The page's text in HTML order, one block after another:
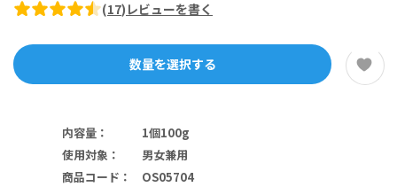
(17) レビューを書く
数量を選択する
内容量 ：
1個100g
使用対象 ：
男女兼用
商品コード ： OS05704